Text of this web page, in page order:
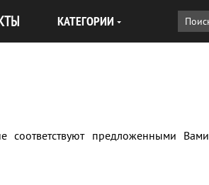
КАТЕГОРИИ
соответствуют предложенными Вами